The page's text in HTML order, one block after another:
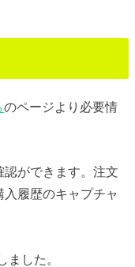
のページより必要情
ができます。注文
履歴のキャプチャ
ました。